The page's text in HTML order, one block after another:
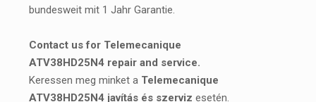
bundesweit mit 1 Jahr Garantie.
Contact us for Telemecanique
ATV38HD25N4 repair and service.
Keressen meg minket a Telemecanique
ATV38HD25N4 javítás és szerviz esetén.